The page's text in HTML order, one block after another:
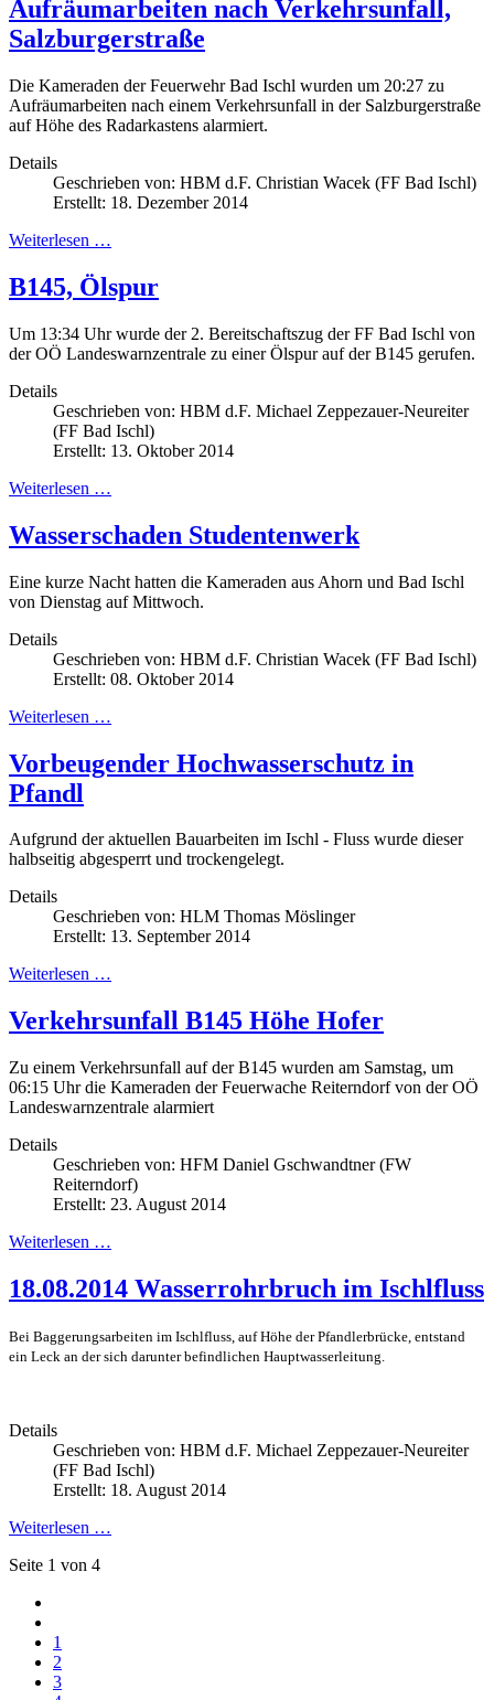
Aufräumarbeiten nach Verkehrsunfall,
Salzburgerstraße
Die Kameraden der Feuerwehr Bad Ischl wurden um 20:27 zu
Aufräumarbeiten nach einem Verkehrsunfall in der Salzburgerstraße
auf Höhe des Radarkastens alarmiert.
Details
Geschrieben von: HBM d.F. Christian Wacek (FF Bad Ischl)
Erstellt: 18. Dezember 2014
Weiterlesen …
B145, Ölspur
Um 13:34 Uhr wurde der 2. Bereitschaftszug der FF Bad Ischl von
der OÖ Landeswarnzentrale zu einer Ölspur auf der B145 gerufen.
Details
Geschrieben von: HBM d.F. Michael Zeppezauer-Neureiter
(FF Bad Ischl)
Erstellt: 13. Oktober 2014
Weiterlesen …
Wasserschaden Studentenwerk
Eine kurze Nacht hatten die Kameraden aus Ahorn und Bad Ischl
von Dienstag auf Mittwoch.
Details
Geschrieben von: HBM d.F. Christian Wacek (FF Bad Ischl)
Erstellt: 08. Oktober 2014
Weiterlesen …
Vorbeugender Hochwasserschutz in
Pfandl
Aufgrund der aktuellen Bauarbeiten im Ischl - Fluss wurde dieser
halbseitig abgesperrt und trockengelegt.
Details
Geschrieben von: HLM Thomas Möslinger
Erstellt: 13. September 2014
Weiterlesen …
Verkehrsunfall B145 Höhe Hofer
Zu einem Verkehrsunfall auf der B145 wurden am Samstag, um
06:15 Uhr die Kameraden der Feuerwache Reiterndorf von der OÖ
Landeswarnzentrale alarmiert
Details
Geschrieben von: HFM Daniel Gschwandtner (FW
Reiterndorf)
Erstellt: 23. August 2014
Weiterlesen …
18.08.2014 Wasserrohrbruch im Ischlfluss
Bei Baggerungsarbeiten im Ischlfluss, auf Höhe der Pfandlerbrücke, entstand
ein Leck an der sich darunter befindlichen Hauptwasserleitung.
Details
Geschrieben von: HBM d.F. Michael Zeppezauer-Neureiter
(FF Bad Ischl)
Erstellt: 18. August 2014
Weiterlesen …
Seite 1 von 4
1
2
3